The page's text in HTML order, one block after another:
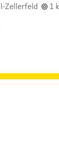
Zellerfeld
1